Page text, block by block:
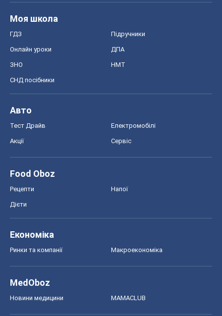
Моя школа
ГДЗ Підручники
Онлайн уроки ДПА
ЗНО НМТ
СНД посібники
Авто
Тест Драйв Електромобілі
Акції Сервіс
Food Oboz
Рецепти Напої
Дієти
Економіка
Ринки та компанії Макроекономіка
MedOboz
Новини медицини MAMACLUB